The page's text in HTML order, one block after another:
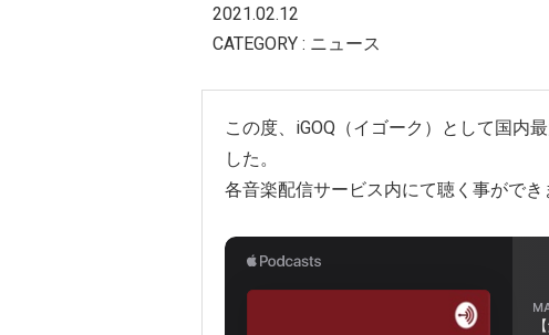
2021.02.12
CATEGORY : ニュース
この度、iGOQ（イゴーク）として国内
した。
各音楽配信サービス内にて聴く事ができ